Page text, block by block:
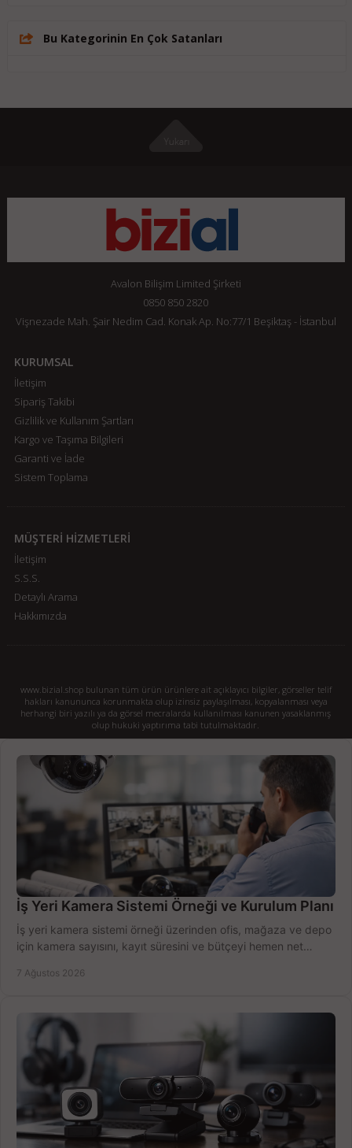
Bu Kategorinin En Çok Satanları
Avalon Bilişim Limited Şirketi
0850 850 2820
Vişnezade Mah. Şair Nedim Cad. Konak Ap. No:77/1 Beşiktaş - İstanbul
KURUMSAL
İletişim
Sipariş Takibi
Gizlilik ve Kullanım Şartları
Kargo ve Taşıma Bilgileri
Garanti ve İade
Sistem Toplama
MÜŞTERİ HİZMETLERİ
İletişim
S.S.S.
Detaylı Arama
Hakkımızda
www.bizial.shop bulunan tüm ürün ürünlere ait açıklayıcı bilgiler, görseller telif
hakları kanununca korunmakta olup izinsiz paylaşılması, kopyalanması veya
herhangi biri yazılı ya da görsel mecralarda kullanılması kanunen yasaklanmış
olup hukuki yaptırıma tabi tutulmaktadır.
İş Yeri Kamera Sistemi Örneği ve Kurulum Planı
İş yeri kamera sistemi örneği üzerinden ofis, mağaza ve depo
için kamera sayısını, kayıt süresini ve bütçeyi hemen net
7 Ağustos 2026